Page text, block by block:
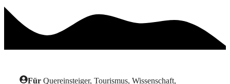
Für Quereinsteiger, Tourismus, Wissenschaft,